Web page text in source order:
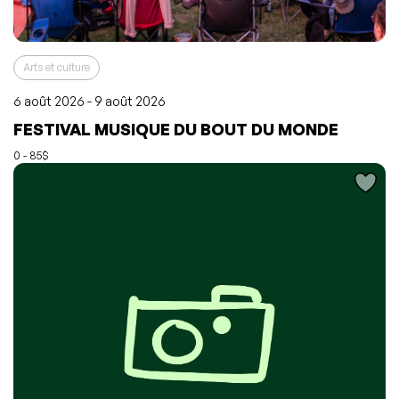
Arts et culture
6 août 2026 - 9 août 2026
FESTIVAL MUSIQUE DU BOUT DU MONDE
0 - 85$
L'événement a été ajouté à vos favoris
Événement retiré de vos favoris